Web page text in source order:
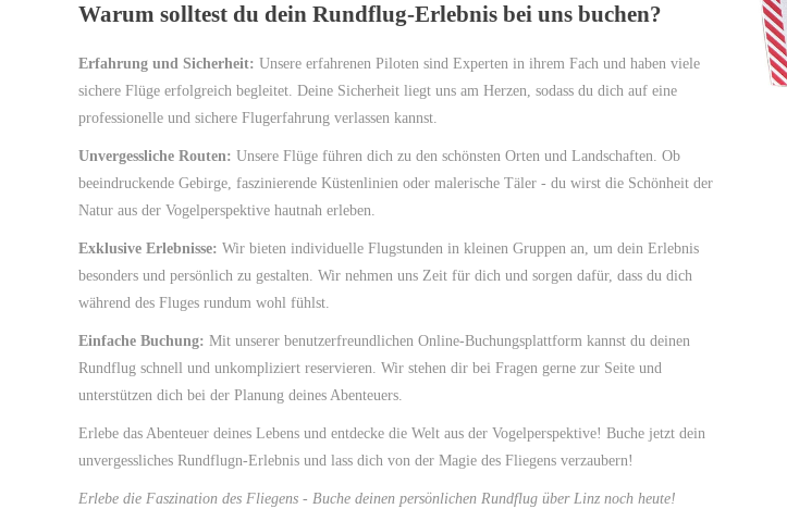
Warum solltest du dein Rundflug-Erlebnis bei uns buchen?
Erfahrung und Sicherheit: Unsere erfahrenen Piloten sind Experten in ihrem Fach und haben viele
sichere Flüge erfolgreich begleitet. Deine Sicherheit liegt uns am Herzen, sodass du dich auf eine
professionelle und sichere Flugerfahrung verlassen kannst.
Unvergessliche Routen: Unsere Flüge führen dich zu den schönsten Orten und Landschaften. Ob
beeindruckende Gebirge, faszinierende Küstenlinien oder malerische Täler - du wirst die Schönheit der
Natur aus der Vogelperspektive hautnah erleben.
Exklusive Erlebnisse: Wir bieten individuelle Flugstunden in kleinen Gruppen an, um dein Erlebnis
besonders und persönlich zu gestalten. Wir nehmen uns Zeit für dich und sorgen dafür, dass du dich
während des Fluges rundum wohl fühlst.
Einfache Buchung: Mit unserer benutzerfreundlichen Online-Buchungsplattform kannst du deinen
Rundflug schnell und unkompliziert reservieren. Wir stehen dir bei Fragen gerne zur Seite und
unterstützen dich bei der Planung deines Abenteuers.
Erlebe das Abenteuer deines Lebens und entdecke die Welt aus der Vogelperspektive! Buche jetzt dein
unvergessliches Rundflugn-Erlebnis und lass dich von der Magie des Fliegens verzaubern!
Erlebe die Faszination des Fliegens - Buche deinen persönlichen Rundflug über Linz noch heute!